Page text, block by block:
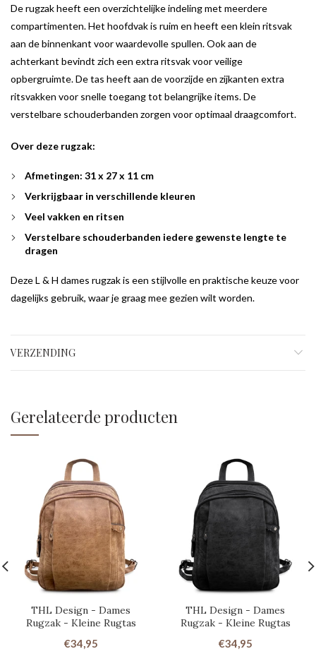
De rugzak heeft een overzichtelijke indeling met meerdere
compartimenten. Het hoofdvak is ruim en heeft een klein ritsvak
aan de binnenkant voor waardevolle spullen. Ook aan de
achterkant bevindt zich een extra ritsvak voor veilige
opbergruimte. De tas heeft aan de voorzijde en zijkanten extra
ritsvakken voor snelle toegang tot belangrijke items. De
verstelbare schouderbanden zorgen voor optimaal draagcomfort.
Over deze rugzak:
Afmetingen: 31 x 27 x 11 cm
Verkrijgbaar in verschillende kleuren
Veel vakken en ritsen
Verstelbare schouderbanden iedere gewenste lengte te
dragen
Deze L & H dames rugzak is een stijlvolle en praktische keuze voor
dagelijks gebruik, waar je graag mee gezien wilt worden.
VERZENDING
Gerelateerde producten
THL Design - Dames
Rugzak - Kleine Rugtas
€34,95
THL Design - Dames
Rugzak - Kleine Rugtas
€34,95